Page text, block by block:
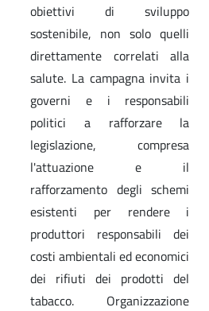
obiettivi di sviluppo
sostenibile, non solo quelli
direttamente correlati alla
salute. La campagna invita i
governi e i responsabili
politici a rafforzare la
legislazione, compresa
l'attuazione e il
rafforzamento degli schemi
esistenti per rendere i
produttori responsabili dei
costi ambientali ed economici
dei rifiuti dei prodotti del
tabacco. Organizzazione